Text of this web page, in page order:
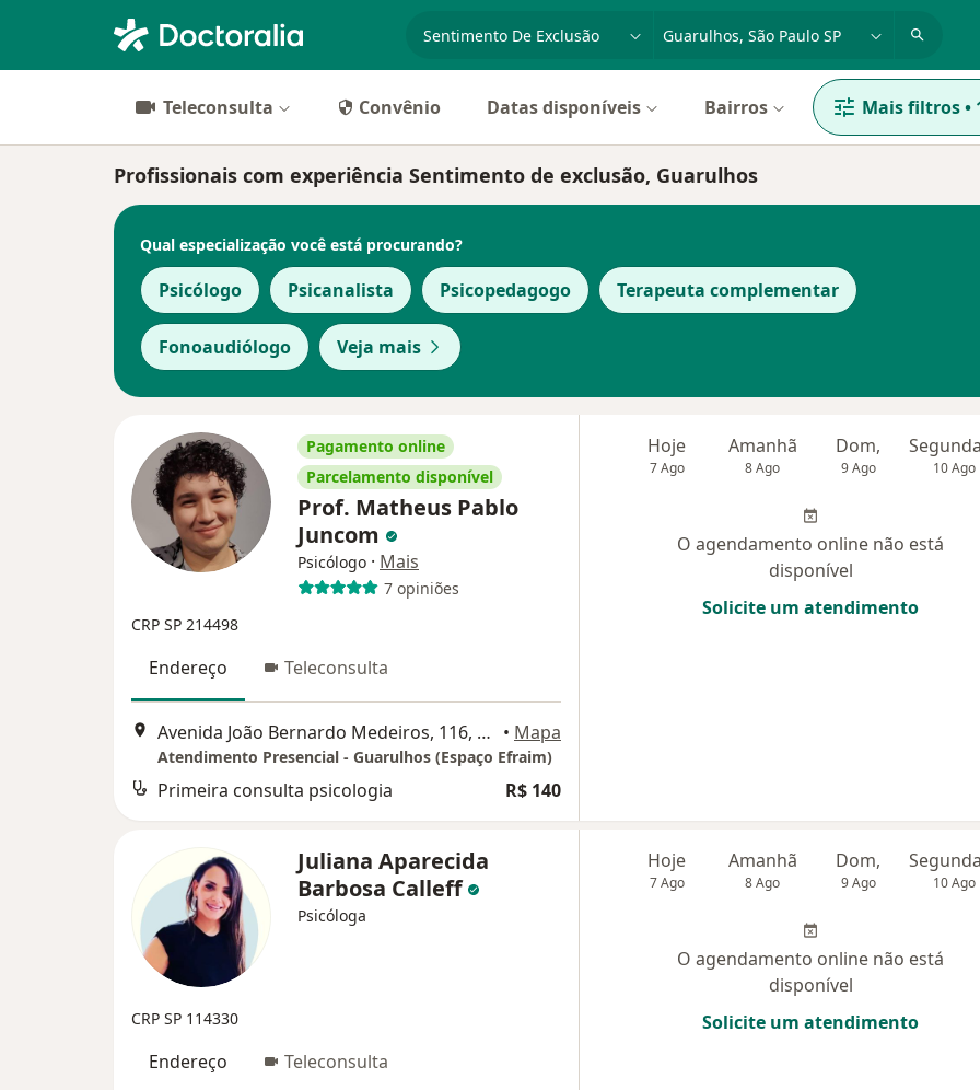
Teleconsulta Convênio Datas disponíveis Bairros Mais filtros•
Profissionais com experiência Sentimento de exclusão, Guarulhos
Qual especialização você está procurando?
Psicólogo Psicanalista Psicopedagogo Terapeuta complementar
Fonoaudiólogo Veja mais
Pagamento online
Parcelamento disponível
Prof. Matheus Pablo
Juncom
Psicólogo · Mais
7 opiniões
CRP SP 214498
Endereço Teleconsulta
Avenida João Bernardo Medeiros, 116, Guarulhos • Mapa
Atendimento Presencial - Guarulhos (Espaço Efraim)
Primeira consulta psicologia R$ 140
Hoje
7 Ago
Amanhã
8 Ago
Dom,
9 Ago 10 Ago
O agendamento online não está
disponível
Solicite um atendimento
Juliana Aparecida
Barbosa Calleff
Psicóloga
CRP SP 114330
Endereço Teleconsulta
Hoje
7 Ago
Amanhã
8 Ago
Dom,
9 Ago 10 Ago
O agendamento online não está
disponível
Solicite um atendimento